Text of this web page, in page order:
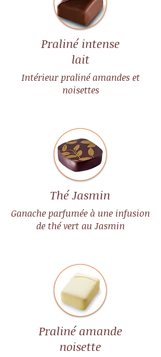
Praliné intense
lait
Intérieur praliné amandes et
noisettes
Thé Jasmin
Ganache parfumée à une infusion
de thé vert au Jasmin
Praliné amande
noisette